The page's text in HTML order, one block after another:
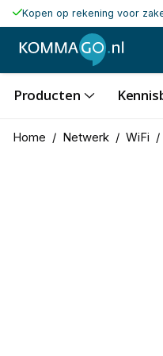
Kopen op rekening voor
Producten
Home / Netwerk / WiFi /